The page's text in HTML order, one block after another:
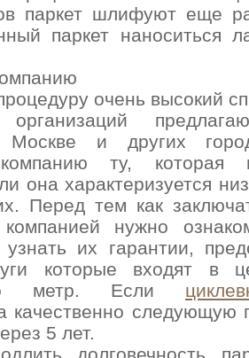
паркет шлифуют еще
паркет наноситься
очень высокий
организаций
Москве и других
ту, которая
она характеризуется
Перед тем как
нужно
их гарантии,
которые входят в
метр. Если
качественно следующую
5 лет.